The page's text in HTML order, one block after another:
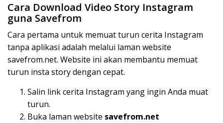
Cara Download Video Story Instagram
guna Savefrom
Cara pertama untuk memuat turun cerita Instagram
tanpa aplikasi adalah melalui laman website
savefrom.net. Website ini akan membantu memuat
turun insta story dengan cepat.
Salin link cerita Instagram yang ingin Anda muat
turun.
Buka laman website savefrom.net